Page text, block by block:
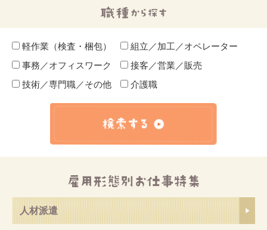
軽作業（検査・梱包）
組立／加工／オペレーター
事務／オフィスワーク
接客／営業／販売
技術／専門職／その他
介護職
人材派遣